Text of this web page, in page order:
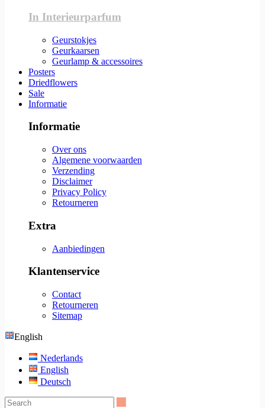
In Interieurparfum
Geurstokjes
Geurkaarsen
Geurlamp & accessoires
Posters
Driedflowers
Sale
Informatie
Informatie
Over ons
Algemene voorwaarden
Verzending
Disclaimer
Privacy Policy
Retourneren
Extra
Aanbiedingen
Klantenservice
Contact
Retourneren
Sitemap
English
Nederlands
English
Deutsch